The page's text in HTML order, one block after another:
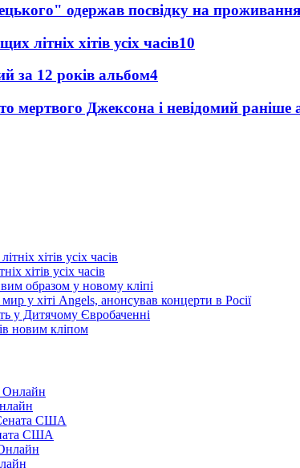
одержав посвідку на проживання
літніх хітів усіх часів10
за 12 років альбом4
мертвого Джексона і невідомий раніше
хітів усіх часів
образом у новому кліпі
у хіті Angels, анонсував концерти в Росії
у Дитячому Євробаченні
новим кліпом
США